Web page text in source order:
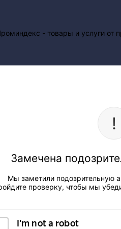
Замечена
Мы заметили подозрительную
проверку, чтобы мы